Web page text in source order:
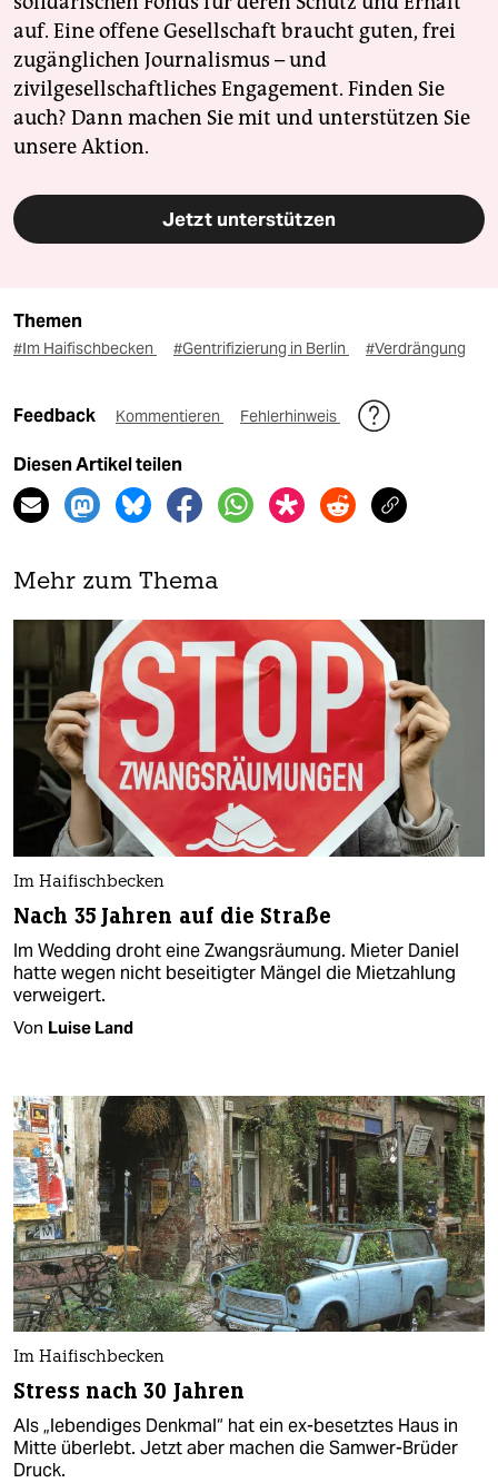
auf. Eine offene Gesellschaft braucht guten, frei
zugänglichen Journalismus – und
zivilgesellschaftliches Engagement. Finden Sie
auch? Dann machen Sie mit und unterstützen Sie
unsere Aktion.
Jetzt unterstützen
Themen
#Im Haifischbecken #Gentrifizierung in Berlin #Verdrängung
Feedback Kommentieren Fehlerhinweis
Diesen Artikel teilen
Mehr zum Thema
Im Haifischbecken
Nach 35 Jahren auf die Straße
Im Wedding droht eine Zwangsräumung. Mieter Daniel
hatte wegen nicht beseitigter Mängel die Mietzahlung
verweigert.
Von Luise Land
Im Haifischbecken
Stress nach 30 Jahren
Als „lebendiges Denkmal“ hat ein ex-besetztes Haus in
Mitte überlebt. Jetzt aber machen die Samwer-Brüder
Druck.